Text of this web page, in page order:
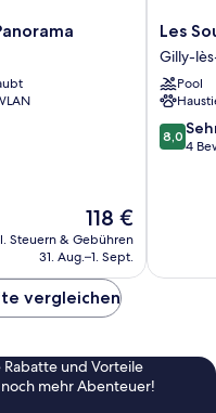
Der
Preis
beträgt
118 €
Steuern & Gebühren
31. Aug.–1. Sept.
Les
Sources
de
Vougeot
Gilly-
lès-
Cîteaux
Les
Gilly-
Pool
8.0
von
8,0
4
vergleichen
und Vorteile
mehr Abenteuer!